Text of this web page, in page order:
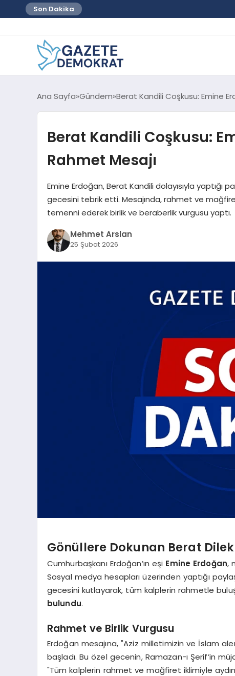
Son Dakika
Ana Sayfa Gündem Berat Kandili Coşkusu: Emine
Berat Kandili Coşkusu:
Rahmet Mesajı
Emine Erdoğan, Berat Kandili dolayısıyla
gecesini tebrik etti. Mesajında, rahmet ve
temenni ederek birlik ve beraberlik vurgusu yaptı.
Mehmet Arslan
25 Şubat 2026
Gönüllere Dokunan Berat
Cumhurbaşkanı Erdoğan’ın eşi Emine Erdoğan,
Sosyal medya hesapları üzerinden yaptığı
gecesini kutlayarak, tüm kalplerin rahmetle
bulundu.
Rahmet ve Birlik Vurgusu
Erdoğan mesajına, "Aziz milletimizin ve İslam
başladı. Bu özel gecenin, Ramazan-ı Şerif’in
"Tüm kalplerin rahmet ve mağfiret iklimiyle